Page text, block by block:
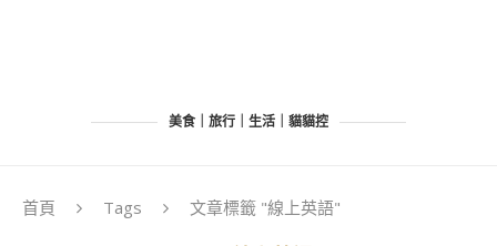
美食｜旅行｜生活｜貓貓控
首頁 Tags 文章標籤 "線上英語"